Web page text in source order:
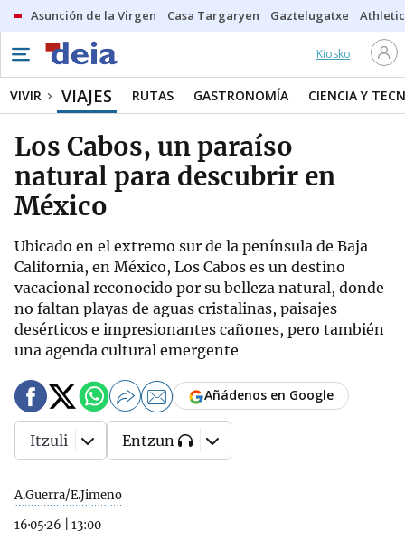
Asunción de la Virgen Casa Targaryen Gaztelugatxe Athletic
Kiosko
VIVIR VIAJES RUTAS GASTRONOMÍA CIENCIA Y
Los Cabos, un paraíso
natural para descubrir en
México
Ubicado en el extremo sur de la península de Baja
California, en México, Los Cabos es un destino
vacacional reconocido por su belleza natural, donde
no faltan playas de aguas cristalinas, paisajes
desérticos e impresionantes cañones, pero también
una agenda cultural emergente
A.Guerra/E.Jimeno
16·05·26
13:00
Añádenos en Google
Itzuli Entzun